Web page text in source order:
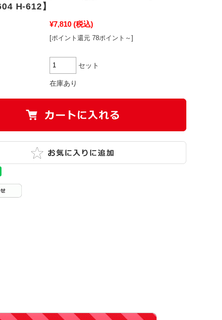
H-612】
¥7,810 (税込)
[ポイント還元 78ポイント～]
セット
在庫あり